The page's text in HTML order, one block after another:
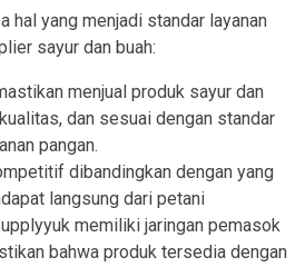
hal yang menjadi standar layanan
sayur dan buah:
menjual produk sayur dan
dan sesuai dengan standar
pangan.
dibandingkan dengan yang
langsung dari petani
memiliki jaringan pemasok
bahwa produk tersedia dengan